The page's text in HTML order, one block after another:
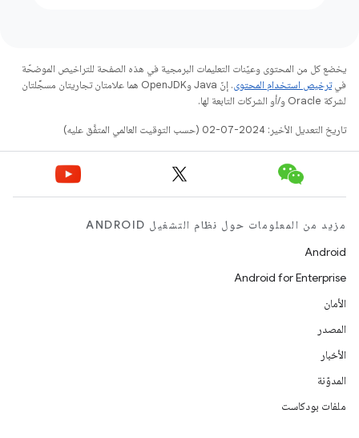
يخضع كل من المحتوى وعيّنات التعليمات البرمجية في هذه الصفحة للتراخيص الموضحّة
فيترخيص استخدام المحتوى
. إنّ Java وOpenJDK هما علامتان تجاريتان مسجَّلتان
لشركة Oracle و/أو الشركات التابعة لها.
تاريخ التعديل الأخير: 2024-07-02 (حسب التوقيت العالمي المتفَّق عليه)
مزيد من المعلومات حول نظام التشغيل ANDROID
Android
Android for Enterprise
الأمان
المصدر
الأخبار
المدوّنة
ملفات بودكاست